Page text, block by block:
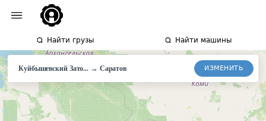
Найти грузы Найти машины
Куйбышевский Зато... → Саратов ИЗМЕНИТЬ